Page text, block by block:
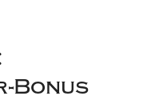
Bonus